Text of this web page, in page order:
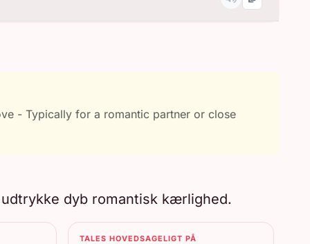
- Typically for a romantic partner or close
dyb romantisk kærlighed.
TALES HOVEDSAGELIGT PÅ